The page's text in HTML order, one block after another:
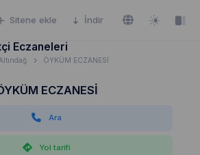
Sitene ekle İndir
Eczaneleri
Altındağ ÖYKÜM ECZANESİ
ECZANESİ
Ara
Yol tarifi